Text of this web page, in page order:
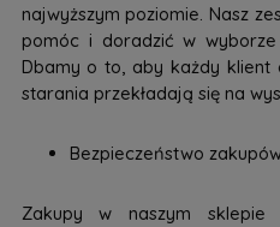
najwyższym poziomie. Nasz
pomóc i doradzić w wyborze
Dbamy o to, aby każdy klient
starania przekładają się na
Bezpieczeństwo
Zakupy w naszym sklepie